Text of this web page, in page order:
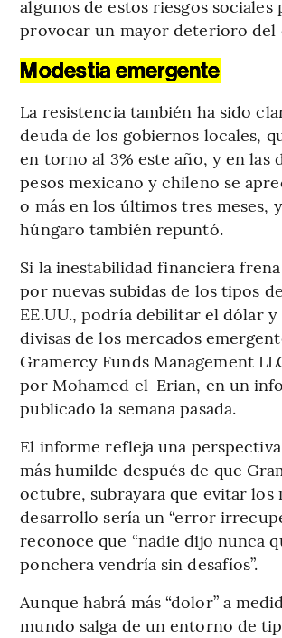
algunos de estos riesgos sociales
provocar un mayor deterioro del
Modestia emergente
La resistencia también ha sido
deuda de los gobiernos locales,
en torno al 3% este año, y en las
pesos mexicano y chileno se
o más en los últimos tres meses,
húngaro también repuntó.
Si la inestabilidad financiera
por nuevas subidas de los tipos
EE.UU., podría debilitar el dólar y
divisas de los mercados
Gramercy Funds Management
por Mohamed el-Erian, en un
publicado la semana pasada.
El informe refleja una
más humilde después de que
octubre, subrayara que evitar los
desarrollo sería un “error
reconoce que “nadie dijo nunca
ponchera vendría sin desafíos”.
Aunque habrá más “dolor” a
mundo salga de un entorno de